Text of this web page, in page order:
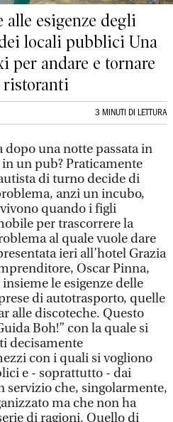
alle esigenze degli
locali pubblici Una
per andare e tornare
ristoranti
3 MINUTI DI LETTURA
dopo una notte passata in
un pub? Praticamente
di turno decide di
anzi un incubo,
quando i figli
per trascorrere la
al quale vuole dare
ieri all’hotel Grazia
Oscar Pinna,
le esigenze delle
di autotrasporto, quelle
alle discoteche. Questo
Boh!” con la quale si
decisamente
con i quali si vogliono
e - soprattutto - dai
servizio che, singolarmente,
ma che non ha
di ragioni. Quello di